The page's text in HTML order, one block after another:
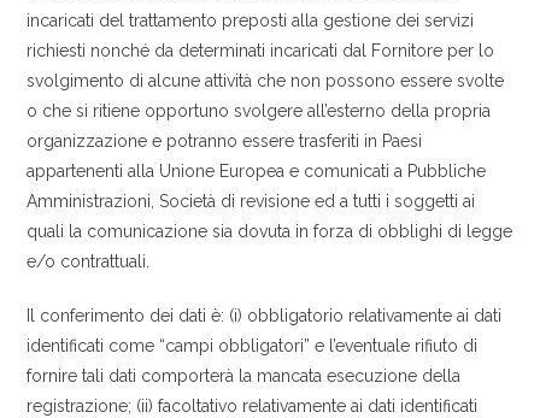
incaricati del trattamento preposti alla gestione dei servizi
richiesti nonché da determinati incaricati dal Fornitore per lo
svolgimento di alcune attività che non possono essere svolte
o che si ritiene opportuno svolgere all’esterno della propria
organizzazione e potranno essere trasferiti in Paesi
appartenenti alla Unione Europea e comunicati a Pubbliche
Amministrazioni, Società di revisione ed a tutti i soggetti ai
quali la comunicazione sia dovuta in forza di obblighi di legge
e/o contrattuali.
Il conferimento dei dati è: (i) obbligatorio relativamente ai dati
identificati come “campi obbligatori” e l’eventuale rifiuto di
fornire tali dati comporterà la mancata esecuzione della
registrazione; (ii) facoltativo relativamente ai dati identificati